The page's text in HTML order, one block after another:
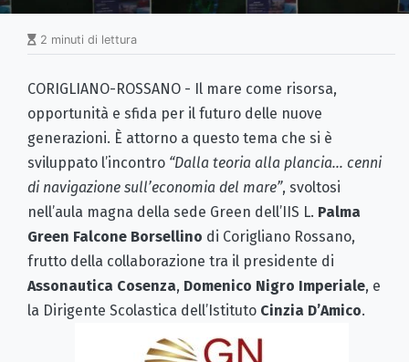
2 minuti di lettura
CORIGLIANO-ROSSANO - Il mare come risorsa,
opportunità e sfida per il futuro delle nuove
generazioni. È attorno a questo tema che si è
sviluppato l’incontro “Dalla teoria alla plancia… cenni
di navigazione sull’economia del mare”, svoltosi
nell’aula magna della sede Green dell’IIS L. Palma
Green Falcone Borsellino di Corigliano Rossano,
frutto della collaborazione tra il presidente di
Assonautica Cosenza, Domenico Nigro Imperiale, e
la Dirigente Scolastica dell’Istituto Cinzia D’Amico.